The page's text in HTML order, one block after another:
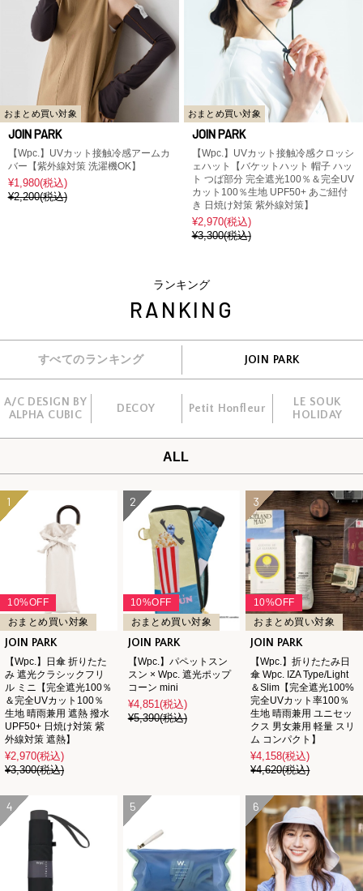
おまとめ買い対象
JOIN PARK
【Wpc.】UVカット接触冷感アームカ
バー【紫外線対策 洗濯機OK】
¥1,980(税込)
¥2,200(税込)
おまとめ買い対象
JOIN PARK
【Wpc.】UVカット接触冷感クロッシ
ェハット【バケットハット 帽子 ハッ
ト つば部分 完全遮光100％＆完全UV
カット100％生地 UPF50+ あご紐付
き 日焼け対策 紫外線対策】
¥2,970(税込)
¥3,300(税込)
ランキング
RANKING
すべてのランキング JOIN PARK
A/C DESIGN BY
ALPHA CUBIC
DECOY Petit Honfleur
LE SOUK
HOLIDAY
ALL
1
10%OFF
おまとめ買い対象
JOIN PARK
【Wpc.】日傘 折りたた
み 遮光クラシックフリ
ル ミニ【完全遮光100％
＆完全UVカット100％
生地 晴雨兼用 遮熱 撥水
UPF50+ 日焼け対策 紫
外線対策 遮熱】
¥2,970(税込)
¥3,300(税込)
2
10%OFF
おまとめ買い対象
JOIN PARK
【Wpc.】パペットスン
スン × Wpc. 遮光ポップ
コーン mini
¥4,851(税込)
¥5,390(税込)
3
10%OFF
おまとめ買い対象
JOIN PARK
【Wpc.】折りたたみ日
傘 Wpc. IZA Type/Light
＆Slim【完全遮光100%
完全UVカット率100％
生地 晴雨兼用 ユニセッ
クス 男女兼用 軽量 スリ
ム コンパクト】
¥4,158(税込)
¥4,620(税込)
4 5 6